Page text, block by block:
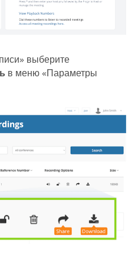
выберите
в меню «Параметры